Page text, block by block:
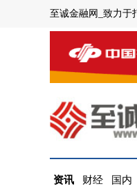
至诚金融网_致力于
资讯 财经 国内